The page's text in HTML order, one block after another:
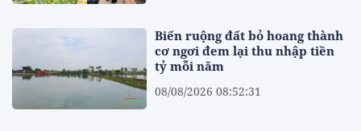
Biến ruộng đất bỏ hoang thành
cơ ngơi đem lại thu nhập tiền
tỷ mỗi năm
08/08/2026 08:52:31